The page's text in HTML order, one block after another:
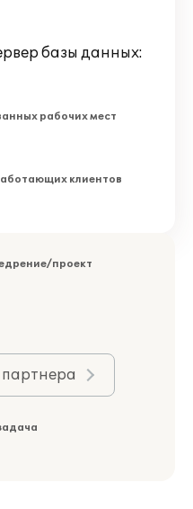
базы данных:
рабочих мест
клиентов
проект